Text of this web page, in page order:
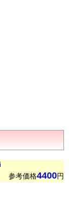
参考価格4400円